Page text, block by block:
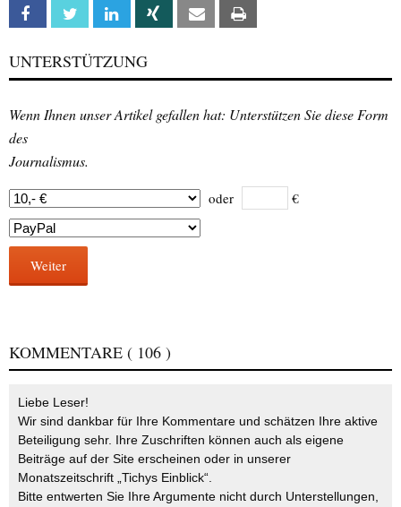
Facebook Twitter Linkedin Xing Email
UNTERSTÜTZUNG
Wenn Ihnen unser Artikel gefallen hat: Unterstützen Sie diese Form
des
Journalismus.
oder €
Weiter
KOMMENTARE ( 106 )
Liebe Leser!
Wir sind dankbar für Ihre Kommentare und schätzen Ihre aktive
Beteiligung sehr. Ihre Zuschriften können auch als eigene
Beiträge auf der Site erscheinen oder in unserer
Monatszeitschrift „Tichys Einblick“.
Bitte entwerten Sie Ihre Argumente nicht durch Unterstellungen,